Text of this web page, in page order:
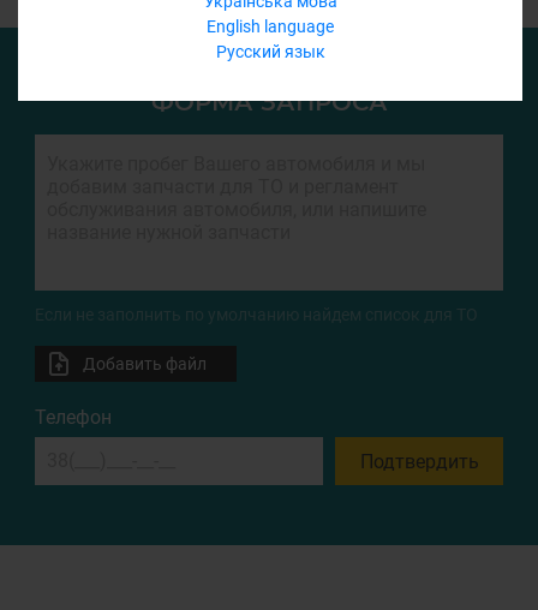
English language
Русский язык
ФОРМА ЗАПРОСА
Если не заполнить по умолчанию найдем список для ТО
Добавить файл
Телефон
Подтвердить